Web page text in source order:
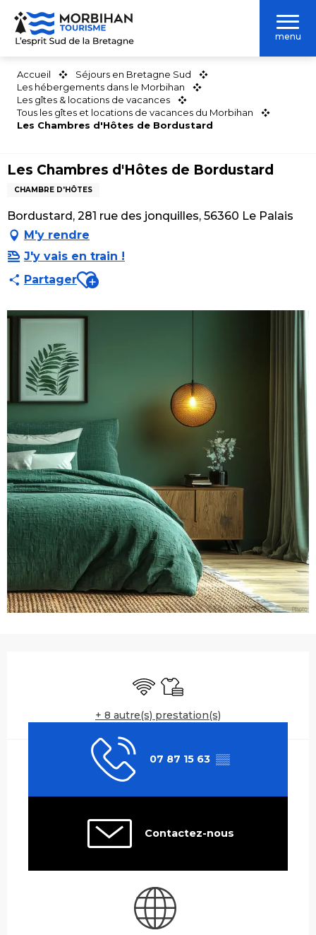
Aller
contenu
menu
Accueil
Séjours en Bretagne Sud
Les hébergements dans le Morbihan
Les gîtes & locations de vacances
Tous les gîtes et locations de vacances du Morbihan
Les Chambres d'Hôtes de Bordustard
Les Chambres d'Hôtes de Bordustard
CHAMBRE D'HÔTES
Bordustard, 281 rue des jonquilles, 56360 Le Palais
M'y rendre
J'y vais en train !
PartagerAjouter aux favoris
WiFi Draps et linge
+ 8 autre(s) prestation(s)
07 87 15 63 ▒▒
Contactez-nous